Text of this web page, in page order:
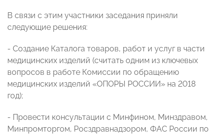
В связи с этим участники заседания приняли
следующие решения:
- Создание Каталога товаров, работ и услуг в части
медицинских изделий (считать одним из ключевых
вопросов в работе Комиссии по обращению
медицинских изделий «ОПОРЫ РОССИИ» на 2018
год);
- Провести консультации с Минфином, Минздравом,
Минпромторгом, Росздравнадзором, ФАС России по